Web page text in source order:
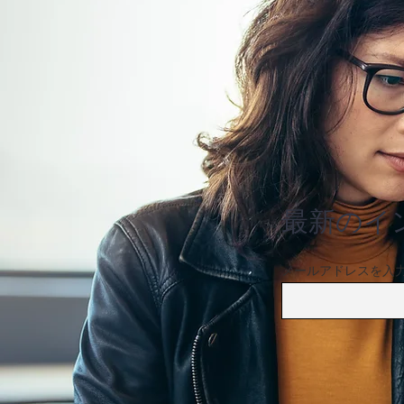
ホームステージングを実施し
た物件は売却・賃貸の成約が
早い傾向に
最新のイ
メールアドレスを入